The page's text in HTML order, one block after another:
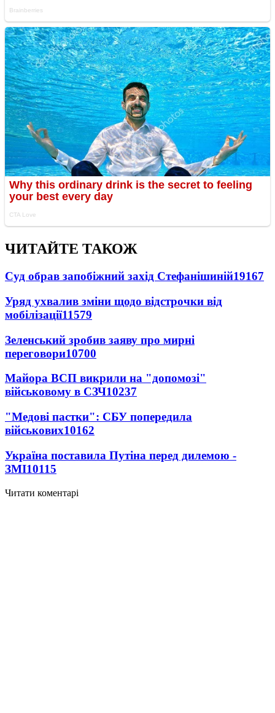
ЧИТАЙТЕ ТАКОЖ
Суд обрав запобіжний захід Стефанішиній19167
Уряд ухвалив зміни щодо відстрочки від
мобілізації11579
Зеленський зробив заяву про мирні
переговори10700
Майора ВСП викрили на "допомозі"
військовому в СЗЧ10237
"Медові пастки": СБУ попередила
військових10162
Україна поставила Путіна перед дилемою -
ЗМІ10115
Читати коментарі